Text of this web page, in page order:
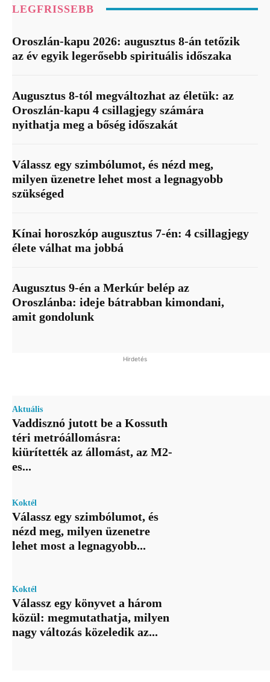
LEGFRISSEBB
Oroszlán-kapu 2026: augusztus 8-án tetőzik
az év egyik legerősebb spirituális időszaka
Augusztus 8-tól megváltozhat az életük: az
Oroszlán-kapu 4 csillagjegy számára
nyithatja meg a bőség időszakát
Válassz egy szimbólumot, és nézd meg,
milyen üzenetre lehet most a legnagyobb
szükséged
Kínai horoszkóp augusztus 7-én: 4 csillagjegy
élete válhat ma jobbá
Augusztus 9-én a Merkúr belép az
Oroszlánba: ideje bátrabban kimondani,
amit gondolunk
Hirdetés
Aktuális
Vaddisznó jutott be a Kossuth
téri metróállomásra:
kiürítették az állomást, az M2-
es...
Koktél
Válassz egy szimbólumot, és
nézd meg, milyen üzenetre
lehet most a legnagyobb...
Koktél
Válassz egy könyvet a három
közül: megmutathatja, milyen
nagy változás közeledik az...